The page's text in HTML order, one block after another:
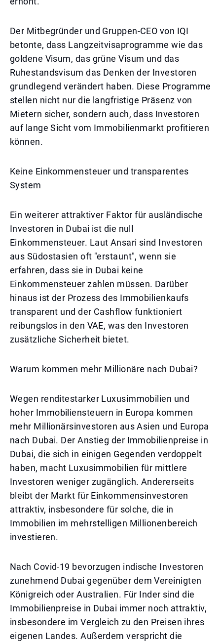
Der Mitbegründer und Gruppen-CEO von IQI
betonte, dass Langzeitvisaprogramme wie das
goldene Visum, das grüne Visum und das
Ruhestandsvisum das Denken der Investoren
grundlegend verändert haben. Diese Programme
stellen nicht nur die langfristige Präsenz von
Mietern sicher, sondern auch, dass Investoren
auf lange Sicht vom Immobilienmarkt profitieren
können.
Keine Einkommensteuer und transparentes
System
Ein weiterer attraktiver Faktor für ausländische
Investoren in Dubai ist die null
Einkommensteuer. Laut Ansari sind Investoren
aus Südostasien oft "erstaunt", wenn sie
erfahren, dass sie in Dubai keine
Einkommensteuer zahlen müssen. Darüber
hinaus ist der Prozess des Immobilienkaufs
transparent und der Cashflow funktioniert
reibungslos in den VAE, was den Investoren
zusätzliche Sicherheit bietet.
Warum kommen mehr Millionäre nach Dubai?
Wegen renditestarker Luxusimmobilien und
hoher Immobiliensteuern in Europa kommen
mehr Millionärsinvestoren aus Asien und Europa
nach Dubai. Der Anstieg der Immobilienpreise in
Dubai, die sich in einigen Gegenden verdoppelt
haben, macht Luxusimmobilien für mittlere
Investoren weniger zugänglich. Andererseits
bleibt der Markt für Einkommensinvestoren
attraktiv, insbesondere für solche, die in
Immobilien im mehrstelligen Millionenbereich
investieren.
Nach Covid-19 bevorzugen indische Investoren
zunehmend Dubai gegenüber dem Vereinigten
Königreich oder Australien. Für Inder sind die
Immobilienpreise in Dubai immer noch attraktiv,
insbesondere im Vergleich zu den Preisen ihres
eigenen Landes. Außerdem verspricht die